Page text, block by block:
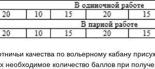
качества по вольерному кабану
необходимое количество баллов при